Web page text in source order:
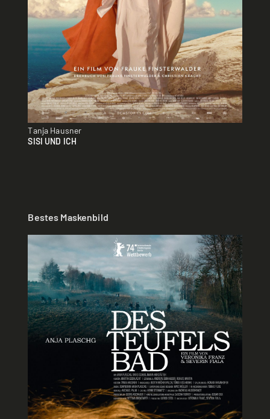
Tanja Hausner
SISI UND ICH
Bestes Maskenbild